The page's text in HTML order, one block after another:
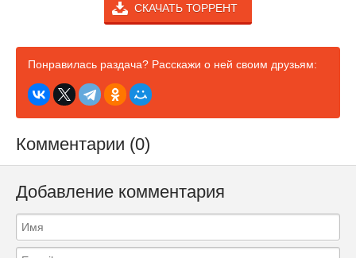
СКАЧАТЬ ТОРРЕНТ
Понравилась раздача? Расскажи о ней своим друзьям:
Комментарии (0)
Добавление комментария